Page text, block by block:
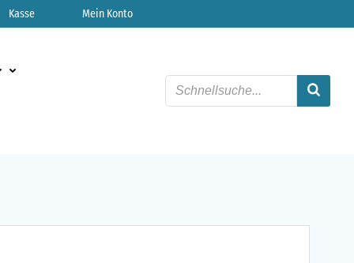
Kasse Mein Konto